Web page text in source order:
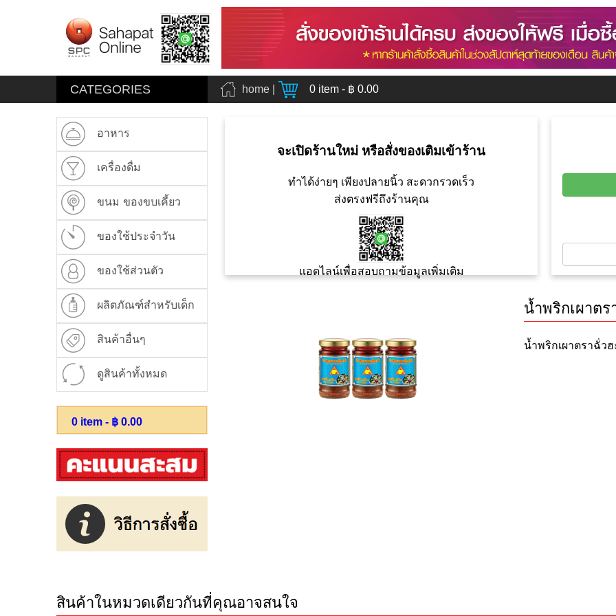
CATEGORIES home 0 item - ฿ 0.00
อาหาร
เครื่องดื่ม
ขนม ของขบเคี้ยว
ของใช้ประจำวัน
ของใช้ส่วนตัว
ผลิตภัณฑ์สำหรับเด็ก
สินค้าอื่นๆ
ดูสินค้าทั้งหมด
0 item - ฿ 0.00
จะเปิดร้านใหม่ หรือสั่งของเติมเข้าร้าน
ทำได้ง่ายๆ เพียงปลายนิ้ว สะดวกรวดเร็ว
ส่งตรงฟรีถึงร้านคุณ
แอดไลน์เพื่อสอบถามข้อมูลเพิ่มเติม
น้ำพริกเผาต
น้ำพริกเผาตราฉั่ว
สินค้าในหมวดเดียวกันที่คุณอาจสนใจ